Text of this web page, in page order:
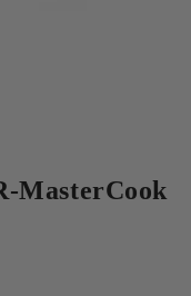
MasterCook